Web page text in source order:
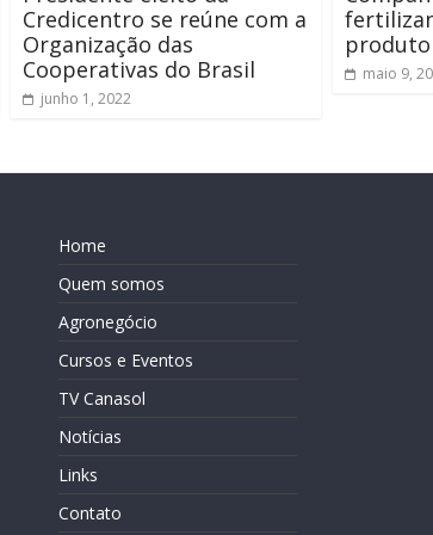
Credicentro se reúne com a
Organização das
Cooperativas do Brasil
junho 1, 2022
produto
maio 9,
Home
Quem somos
Agronegócio
Cursos e Eventos
TV Canasol
Notícias
Links
Contato